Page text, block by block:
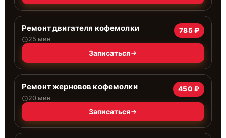
Ремонт двигателя кофемолки
25 мин
785 ₽
Записаться
Ремонт жерновов кофемолки
20 мин
450 ₽
Записаться